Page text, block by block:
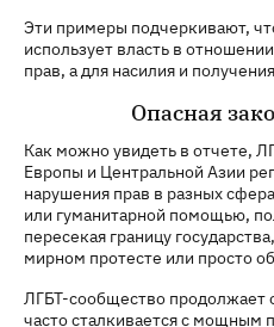
Эти примеры подчеркивают,
использует власть в
прав, а для насилия и
Опасная
Как можно увидеть в отчете,
Европы и Центральной Азии
нарушения прав в разных
или гуманитарной помощью,
пересекая границу
мирном протесте или просто
ЛГБТ-сообщество продолжает
часто сталкивается с мощным